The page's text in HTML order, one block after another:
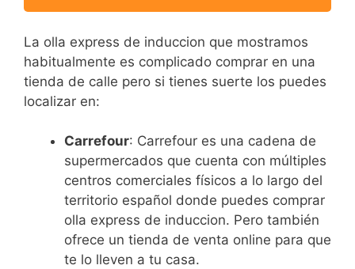
La olla express de induccion que mostramos
habitualmente es complicado comprar en una
tienda de calle pero si tienes suerte los puedes
localizar en:
Carrefour: Carrefour es una cadena de
supermercados que cuenta con múltiples
centros comerciales físicos a lo largo del
territorio español donde puedes comprar
olla express de induccion. Pero también
ofrece un tienda de venta online para que
te lo lleven a tu casa.